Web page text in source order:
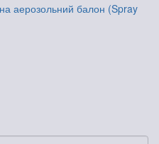
аерозольний балон (Spray